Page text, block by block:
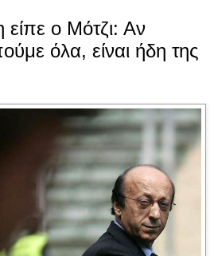
είπε ο Μότζι: Αν
όλα, είναι ήδη της